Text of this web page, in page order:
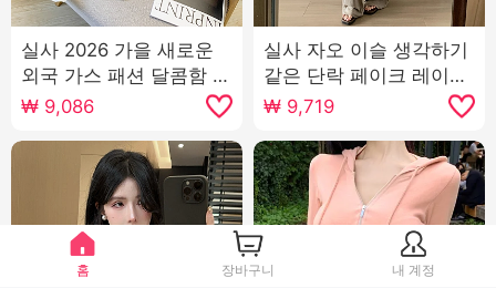
실사 2026 가을 새로운
외국 가스 패션 달콤함 얕
은 살구 색상 쉬폰 긴팔
셔츠 여성 셔츠 나비 매듭
₩ 9,086
실사 자오 이슬 생각하기
같은 단락 페이크 레이어
드 방귀 커튼 마이크로 매
운맛 바지 여성 여름 하이
웨이스트 슬림해 보이는
캐주얼 운동 플레어 바지
₩ 9,719
홈 장바구니 내 계정